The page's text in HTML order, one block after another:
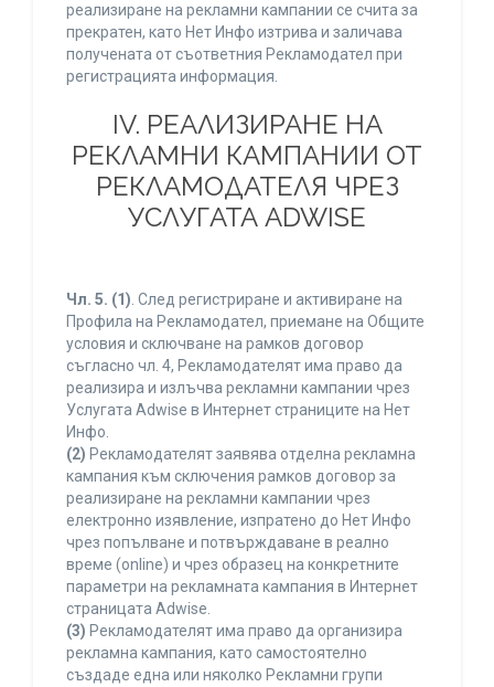
реализиране на рекламни кампании се счита за
прекратен, като Нет Инфо изтрива и заличава
получената от съответния Рекламодател при
регистрацията информация.
IV. РЕАЛИЗИРАНЕ НА
РЕКЛАМНИ КАМПАНИИ ОТ
РЕКЛАМОДАТЕЛЯ ЧРЕЗ
УСЛУГАТА ADWISE
Чл. 5. (1). След регистриране и активиране на
Профила на Рекламодател, приемане на Общите
условия и сключване на рамков договор
съгласно чл. 4, Рекламодателят има право да
реализира и излъчва рекламни кампании чрез
Услугата Adwise в Интернет страниците на Нет
Инфо.
(2) Рекламодателят заявява отделна рекламна
кампания към сключения рамков договор за
реализиране на рекламни кампании чрез
електронно изявление, изпратено до Нет Инфо
чрез попълване и потвърждаване в реално
време (online) и чрез образец на конкретните
параметри на рекламната кампания в Интернет
страницата Adwise.
(3) Рекламодателят има право да организира
рекламна кампания, като самостоятелно
създаде една или няколко Рекламни групи